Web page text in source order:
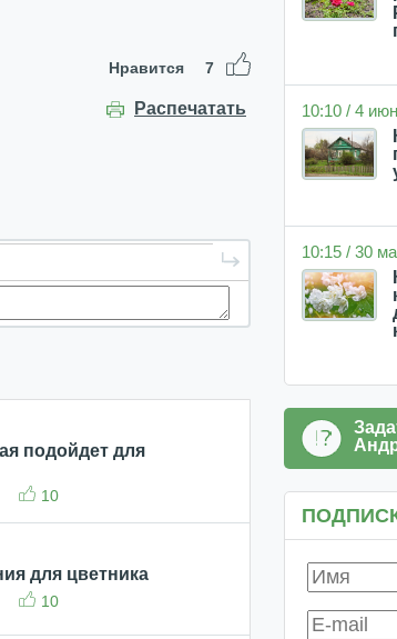
Нравится 7
Распечатать
подойдет для
10
для цветника
10
10:10 / 4
10:15 / 30